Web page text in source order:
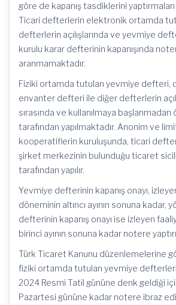
göre de kapanış tasdiklerini
Ticari defterlerin elektronik ortamda
defterlerin açılışlarında ve yevmiye
kurulu karar defterinin kapanışında
aranmamaktadır.
Fiziki ortamda tutulan yevmiye defteri,
envanter defteri ile diğer defterlerin
sırasında ve kullanılmaya
tarafından yapılmaktadır. Anonim ve
kooperatiflerin kuruluşunda, ticari
şirket merkezinin bulunduğu ticaret
tarafından yapılır.
Yevmiye defterinin kapanış onayı,
döneminin altıncı ayının sonuna kadar,
defterinin kapanış onayı ise izleyen
birinci ayının sonuna kadar notere
Türk Ticaret Kanunu düzenlemelerine
fiziki ortamda tutulan yevmiye
2024 Resmi Tatil gününe denk geldiği
Pazartesi gününe kadar notere ibraz